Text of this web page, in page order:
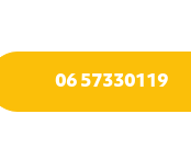
06 57330119